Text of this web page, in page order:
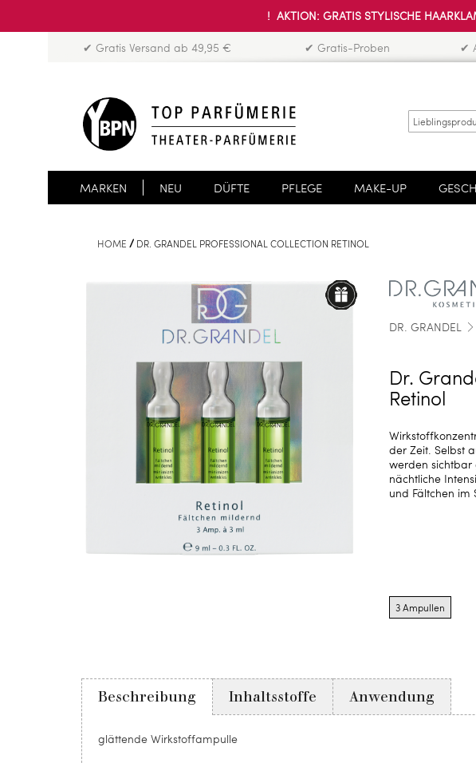
! AKTION: GRATIS STYLISCHE
✔ Gratis Versand ab 49,95 € ✔ Gratis-Proben ✔
MARKEN NEU DÜFTE PFLEGE MAKE-UP
HOME DR. GRANDEL PROFESSIONAL COLLECTION RETINOL
DR. GRANDEL
Dr.
Retinol
der Zeit. Selbst
werden sichtbar
nächtliche
und Fältchen im
options
for
3 Ampullen
Beschreibung
glättende Wirkstoffampulle
Inhaltsstoffe Anwendung